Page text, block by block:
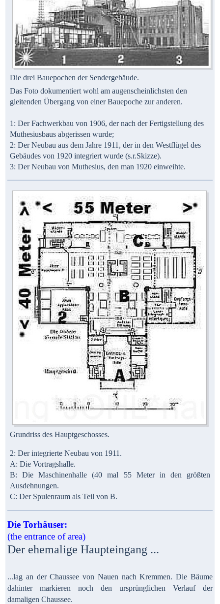
Die drei Bauepochen der Sendergebäude.
Das Foto dokumentiert wohl am augenscheinlichsten den
gleitenden Übergang von einer Bauepoche zur anderen.
1: Der Fachwerkbau von 1906, der nach der Fertigstellung des
Muthesiusbaus abgerissen wurde;
2: Der Neubau aus dem Jahre 1911, der in den Westflügel des
Gebäudes von 1920 integriert wurde (s.r.Skizze).
3: Der Neubau von Muthesius, den man 1920 einweihte.
Grundriss des Hauptgeschosses.
2: Der integrierte Neubau von 1911.
A: Die Vortragshalle.
B: Die Maschinenhalle (40 mal 55 Meter in den größten
Ausdehnungen.
C: Der Spulenraum als Teil von B.
Die Torhäuser:
(the entrance of area)
Der ehemalige Haupteingang ...
...lag an der Chaussee von Nauen nach Kremmen. Die Bäume
dahinter markieren noch den ursprünglichen Verlauf der
damaligen Chaussee.